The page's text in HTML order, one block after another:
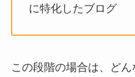
に特化したブログ
この段階の場合は、ど